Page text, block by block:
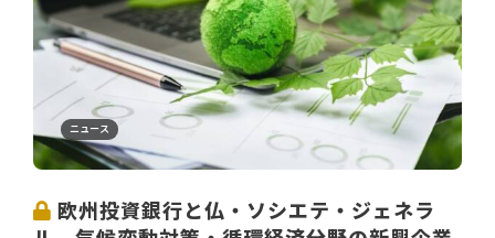
ニュース
欧州投資銀行と仏・ソシエテ・ジェネラ